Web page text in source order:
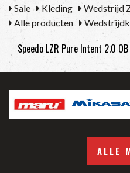
Sale
Kleding
Wedstrijd
Alle producten
Speedo LZR Pure Intent 2.0
ALLE